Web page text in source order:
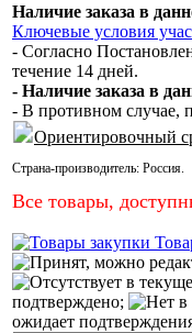
Наличие заказа в
Ключевые условия
- Согласно
течение 14 дней.
- Наличие заказа в
- В противном случае,
Ориентировочный
Страна-производитель: Россия.
Все товары,
подтверждено;
ожидает